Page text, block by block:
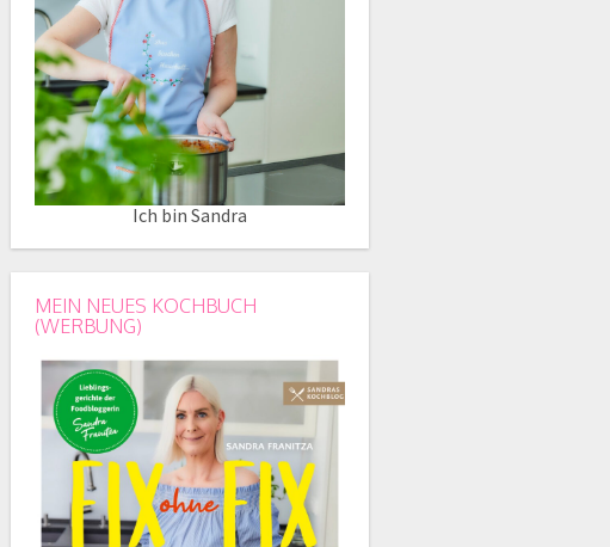
Ich bin Sandra
MEIN NEUES KOCHBUCH
(WERBUNG)